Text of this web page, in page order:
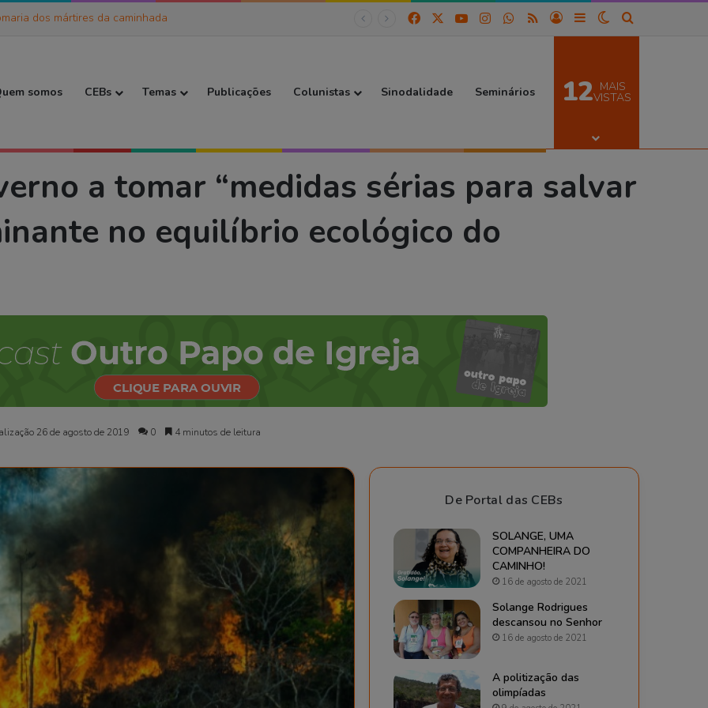
dos mártires da caminhada FacebookYouTubeInstagramWhatsApp
RSSEntrarBarra Lateral
Switch skin
Procurar por
Inicialsomos CEBs Temas Publicações Colunistas Sinodalidade Seminários 12 MAIS
VISTAS
“medidas sérias para salvar uma região determinante no equilíbrio ecológico do planeta”
a tomar “medidas sérias para salvar
no equilíbrio ecológico do
26 de agosto de 2019 0 4 minutos de leitura
De Portal das CEBs
SOLANGE, UMA
COMPANHEIRA DO
CAMINHO!
16 de agosto de 2021
Solange Rodrigues
descansou no Senhor
16 de agosto de 2021
A politização das
olimpíadas